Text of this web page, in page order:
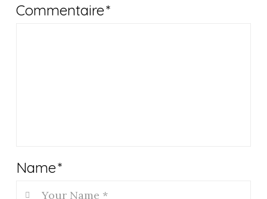
Commentaire*
Name*